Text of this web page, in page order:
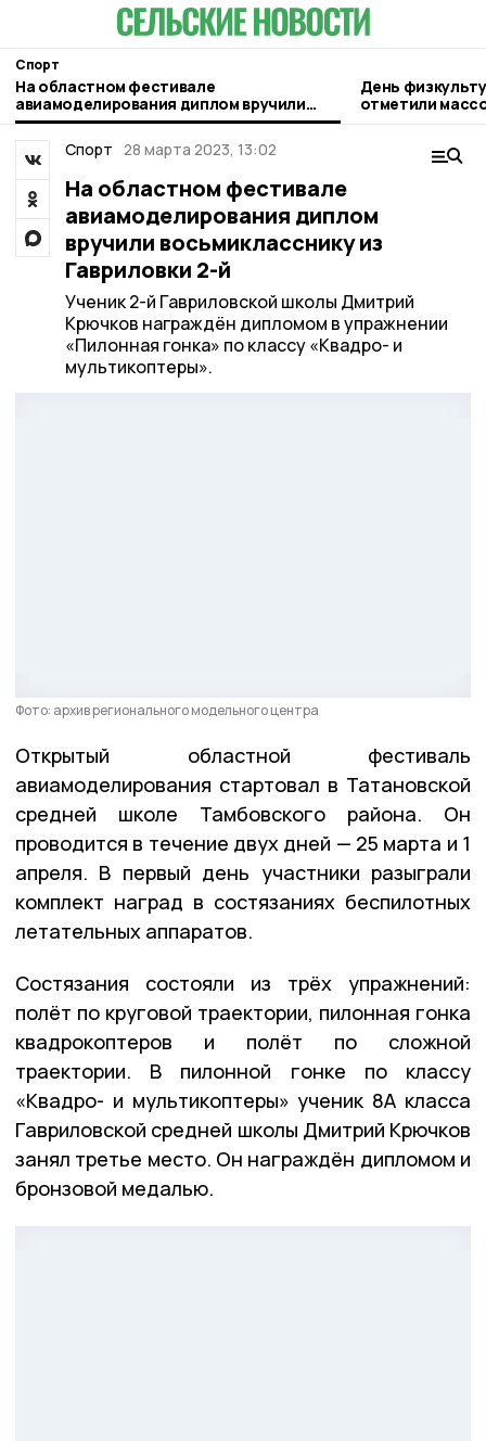
Спорт
На областном фестивале
авиамоделирования диплом вручили
восьмикласснику из Гавриловки 2-й
День
отметили
Спорт 28 марта 2023, 13:02
На областном фестивале
авиамоделирования диплом
вручили восьмикласснику из
Гавриловки 2-й
Ученик 2-й Гавриловской школы Дмитрий
Крючков награждён дипломом в упражнении
«Пилонная гонка» по классу «Квадро- и
мультикоптеры».
Фото: архив регионального модельного центра
Открытый областной фестиваль
авиамоделирования стартовал в Татановской
средней школе Тамбовского района. Он
проводится в течение двух дней — 25 марта и 1
апреля. В первый день участники разыграли
комплект наград в состязаниях беспилотных
летательных аппаратов.
Состязания состояли из трёх упражнений:
полёт по круговой траектории, пилонная гонка
квадрокоптеров и полёт по сложной
траектории. В пилонной гонке по классу
«Квадро- и мультикоптеры» ученик 8А класса
Гавриловской средней школы Дмитрий Крючков
занял третье место. Он награждён дипломом и
бронзовой медалью.